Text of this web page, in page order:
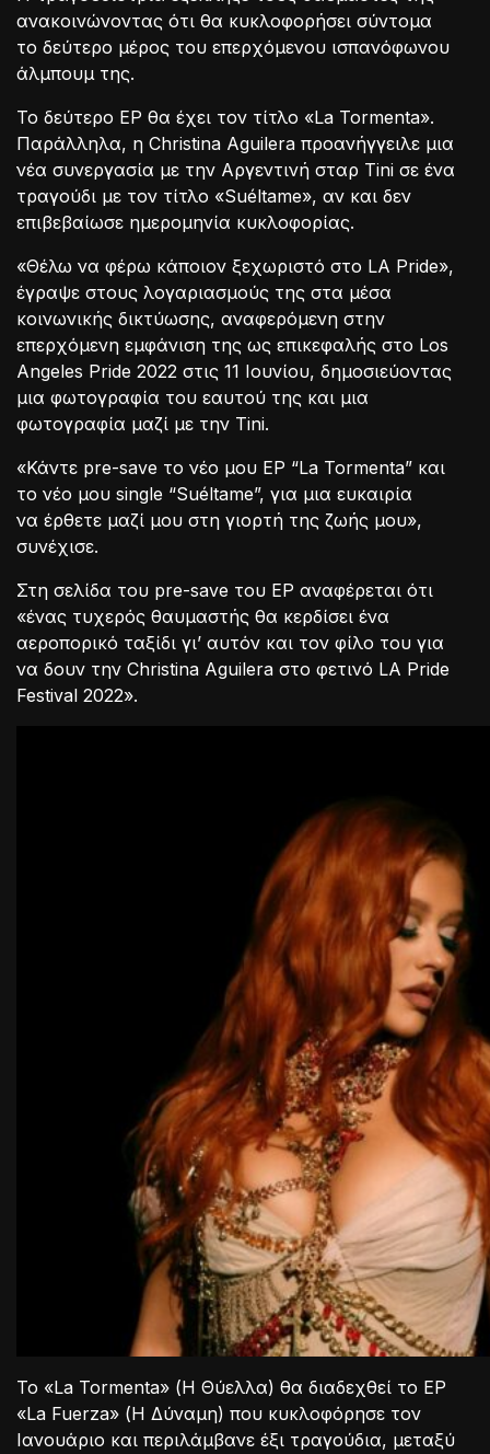
ανακοινώνοντας ότι θα κυκλοφορήσει σύντομα
το δεύτερο μέρος του επερχόμενου ισπανόφωνου
άλμπουμ της.
Το δεύτερο EP θα έχει τον τίτλο «La Tormenta».
Παράλληλα, η Christina Aguilera προανήγγειλε μια
νέα συνεργασία με την Αργεντινή σταρ Tini σε ένα
τραγούδι με τον τίτλο «Suéltame», αν και δεν
επιβεβαίωσε ημερομηνία κυκλοφορίας.
«Θέλω να φέρω κάποιον ξεχωριστό στο LA Pride»,
έγραψε στους λογαριασμούς της στα μέσα
κοινωνικής δικτύωσης, αναφερόμενη στην
επερχόμενη εμφάνιση της ως επικεφαλής στο Los
Angeles Pride 2022 στις 11 Ιουνίου, δημοσιεύοντας
μια φωτογραφία του εαυτού της και μια
φωτογραφία μαζί με την Tini.
«Κάντε pre-save το νέο μου EP “La Tormenta” και
το νέο μου single “Suéltame”, για μια ευκαιρία
να έρθετε μαζί μου στη γιορτή της ζωής μου»,
συνέχισε.
Στη σελίδα του pre-save του EP αναφέρεται ότι
«ένας τυχερός θαυμαστής θα κερδίσει ένα
αεροπορικό ταξίδι γι’ αυτόν και τον φίλο του για
να δουν την Christina Aguilera στο φετινό LA Pride
Festival 2022».
Το «La Tormenta» (Η Θύελλα) θα διαδεχθεί το EP
«La Fuerza» (Η Δύναμη) που κυκλοφόρησε τον
Ιανουάριο και περιλάμβανε έξι τραγούδια, μεταξύ